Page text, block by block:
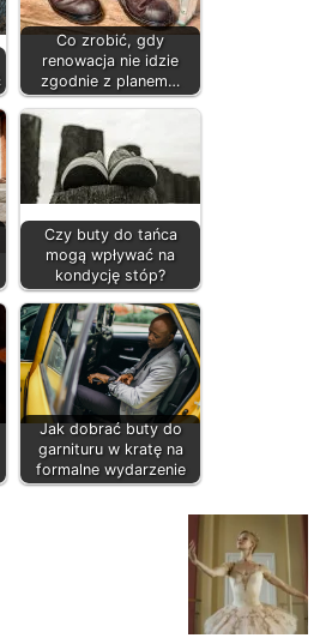
Co zrobić, gdy
renowacja nie idzie
zgodnie z planem…
Czy buty do tańca
mogą wpływać na
kondycję stóp?
Jak dobrać buty do
garnituru w kratę na
formalne wydarzenie